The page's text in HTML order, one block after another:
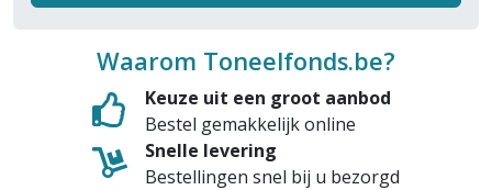
Waarom Toneelfonds.be?
Keuze uit een groot aanbod
Bestel gemakkelijk online
Snelle levering
Bestellingen snel bij u bezorgd